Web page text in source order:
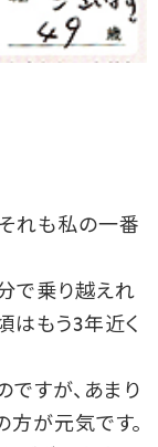
れも私の一番
で乗り越えれ
はもう3年近く
ですが、あまり
が元気です。